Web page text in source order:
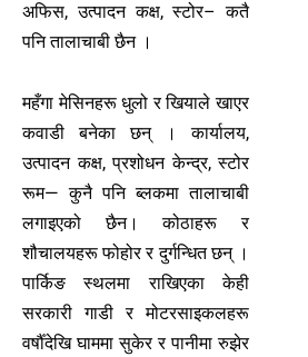
अफिस, उत्पादन कक्ष, स्टोर– कतै
पनि तालाचाबी छैन ।
महँगा मेसिनहरू धुलो र खियाले खाएर
कवाडी बनेका छन् । कार्यालय,
उत्पादन कक्ष, प्रशोधन केन्द्र, स्टोर
रूम— कुनै पनि ब्लकमा तालाचाबी
लगाइएको छैन। कोठाहरू र
शौचालयहरू फोहोर र दुर्गन्धित छन् ।
पार्किङ स्थलमा राखिएका केही
सरकारी गाडी र मोटरसाइकलहरू
वर्षौँदेखि घाममा सुकेर र पानीमा रुझेर